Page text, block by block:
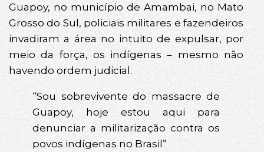
Guapoy, no município de Amambai, no Mato
Grosso do Sul, policiais militares e fazendeiros
invadiram a área no intuito de expulsar, por
meio da força, os indígenas – mesmo não
havendo ordem judicial.
“Sou sobrevivente do massacre de
Guapoy, hoje estou aqui para
denunciar a militarização contra os
povos indígenas no Brasil”